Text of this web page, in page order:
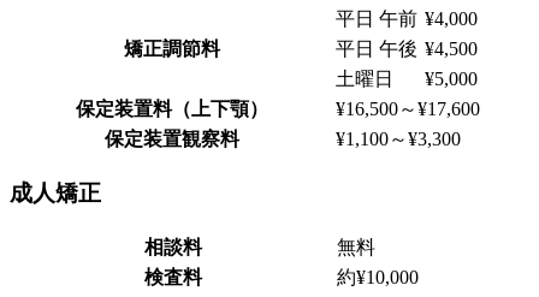
矯正調節料
平日 午前 ¥4,000
平日 午後 ¥4,500
土曜日
¥5,000
保定装置料（上下顎）
¥16,500～¥17,600
保定装置観察料
¥1,100～¥3,300
成人矯正
相談料
無料
検査料
約¥10,000